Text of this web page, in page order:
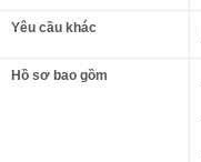
Yêu cầu khác
Hồ sơ bao gồm